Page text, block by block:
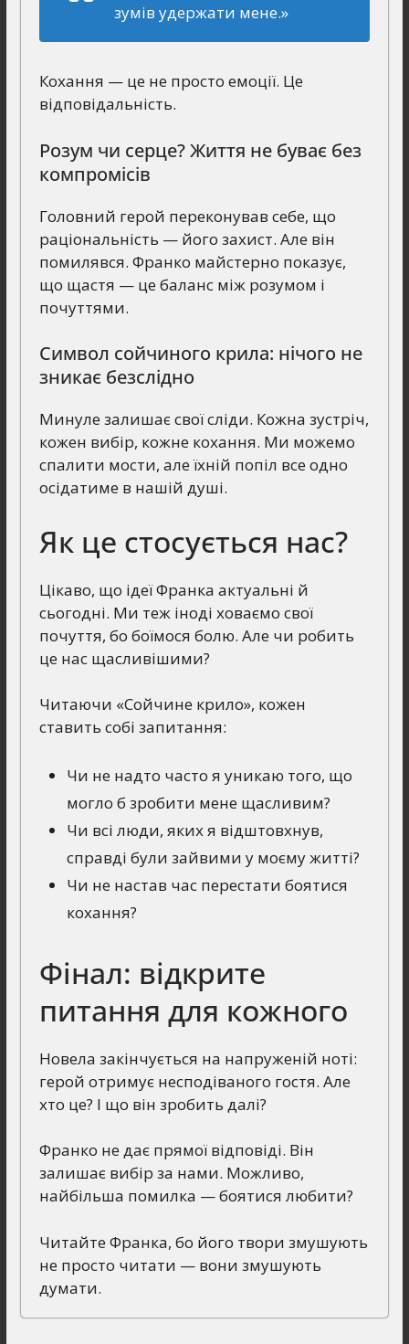
зумів удержати мене.»
Кохання — це не просто емоції. Це
відповідальність.
Розум чи серце? Життя не буває без
компромісів
Головний герой переконував себе, що
раціональність — його захист. Але він
помилявся. Франко майстерно показує,
що щастя — це баланс між розумом і
почуттями.
Символ сойчиного крила: нічого не
зникає безслідно
Минуле залишає свої сліди. Кожна зустріч,
кожен вибір, кожне кохання. Ми можемо
спалити мости, але їхній попіл все одно
осідатиме в нашій душі.
Як це стосується нас?
Цікаво, що ідеї Франка актуальні й
сьогодні. Ми теж іноді ховаємо свої
почуття, бо боїмося болю. Але чи робить
це нас щасливішими?
Читаючи «Сойчине крило», кожен
ставить собі запитання:
Чи не надто часто я уникаю того, що
могло б зробити мене щасливим?
Чи всі люди, яких я відштовхнув,
справді були зайвими у моєму житті?
Чи не настав час перестати боятися
кохання?
Фінал: відкрите
питання для кожного
Новела закінчується на напруженій ноті:
герой отримує несподіваного гостя. Але
хто це? І що він зробить далі?
Франко не дає прямої відповіді. Він
залишає вибір за нами. Можливо,
найбільша помилка — боятися любити?
Читайте Франка, бо його твори змушують
не просто читати — вони змушують
думати.